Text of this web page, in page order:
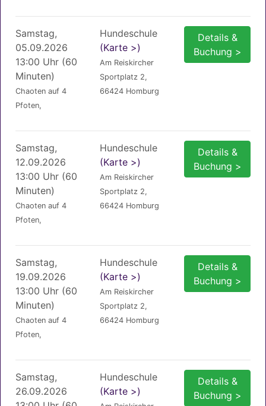
Samstag,
05.09.2026
13:00 Uhr (60
Minuten)
Chaoten auf 4
Pfoten,
Hundeschule
(Karte >)
Am Reiskircher
Sportplatz 2,
66424 Homburg
Details &
Buchung >
Samstag,
12.09.2026
13:00 Uhr (60
Minuten)
Chaoten auf 4
Pfoten,
Hundeschule
(Karte >)
Am Reiskircher
Sportplatz 2,
66424 Homburg
Details &
Buchung >
Samstag,
19.09.2026
13:00 Uhr (60
Minuten)
Chaoten auf 4
Pfoten,
Hundeschule
(Karte >)
Am Reiskircher
Sportplatz 2,
66424 Homburg
Details &
Buchung >
Samstag,
26.09.2026
Hundeschule
(Karte >)
Details &
Buchung >